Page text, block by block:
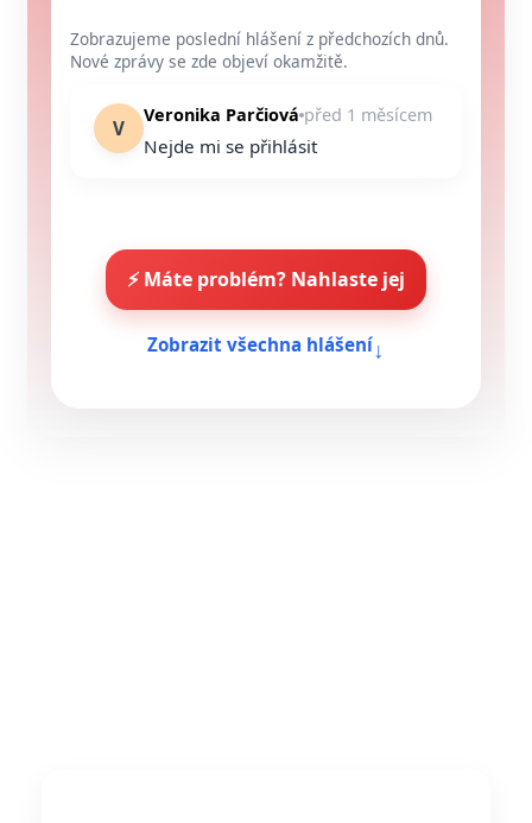
Zobrazujeme poslední hlášení z předchozích dnů.
Nové zprávy se zde objeví okamžitě.
V
Veronika Parčiová před 1 měsícem
Nejde mi se přihlásit
⚡ Máte problém? Nahlaste jej
Zobrazit všechna hlášení ↓